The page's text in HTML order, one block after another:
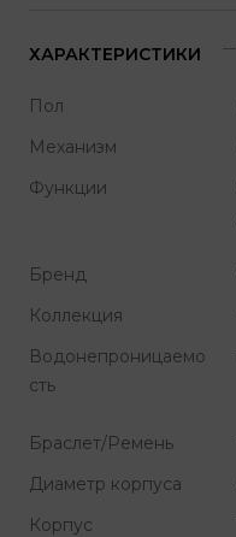
ХАРАКТЕРИСТИКИ
Пол
Механизм
Функции
Бренд
Коллекция
Водонепроницаемо
сть
Браслет/Ремень
Диаметр корпуса
Корпус